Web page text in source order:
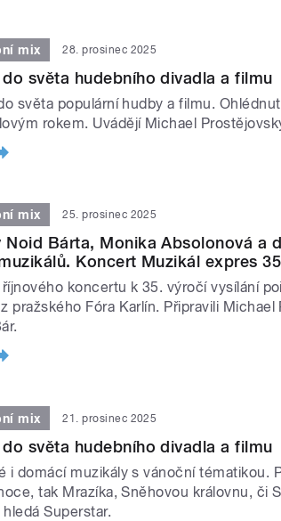
mix 28. prosinec 2025
do světa hudebního divadla a filmu
světa populární hudby a filmu.
rokem. Uvádějí Michael
mix 25. prosinec 2025
Noid Bárta, Monika Absolonová a
Koncert Muzikál expres 35
koncertu k 35. výročí vysílání
pražského Fóra Karlín. Připravili Michael
mix 21. prosinec 2025
do světa hudebního divadla a filmu
i domácí muzikály s vánoční tématikou.
tak Mrazíka, Sněhovou královnu, či
Superstar.